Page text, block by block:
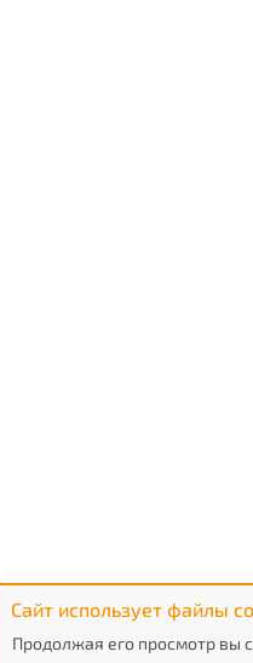
Сайт использует файлы
Продолжая его просмотр вы